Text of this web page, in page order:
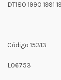
DT180 1990 1991
Código 15313
L06753